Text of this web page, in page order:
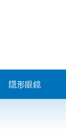
隱形眼鏡